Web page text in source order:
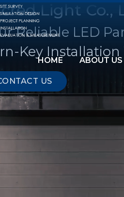
HOME ABOUT US
Light Co.,
Reliable LED
Key Installation
US